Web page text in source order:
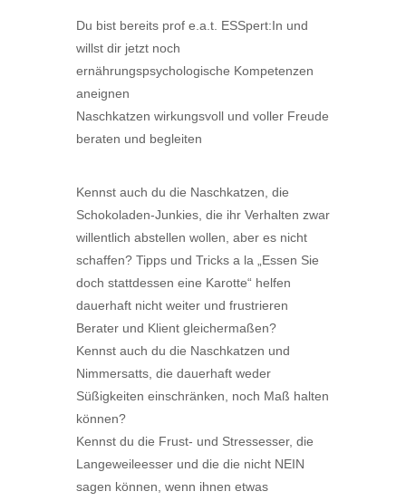
Du bist bereits prof e.a.t. ESSpert:In und
willst dir jetzt noch
ernährungspsychologische Kompetenzen
aneignen
Naschkatzen wirkungsvoll und voller Freude
beraten und begleiten
Kennst auch du die Naschkatzen, die
Schokoladen-Junkies, die ihr Verhalten zwar
willentlich abstellen wollen, aber es nicht
schaffen? Tipps und Tricks a la „Essen Sie
doch stattdessen eine Karotte“ helfen
dauerhaft nicht weiter und frustrieren
Berater und Klient gleichermaßen?
Kennst auch du die Naschkatzen und
Nimmersatts, die dauerhaft weder
Süßigkeiten einschränken, noch Maß halten
können?
Kennst du die Frust- und Stressesser, die
Langeweileesser und die die nicht NEIN
sagen können, wenn ihnen etwas